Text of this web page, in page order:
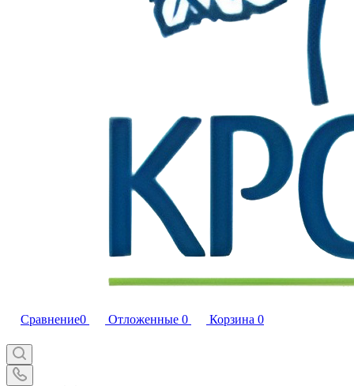
Сравнение0 Отложенные 0 Корзина 0